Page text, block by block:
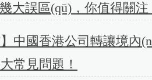
大誤區(qū)，你值得關注
】中國香港公司轉讓境內
常見問題！